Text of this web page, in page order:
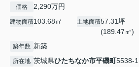
価格 2,290万円
建物面積103.68㎡ 土地面積57.31坪
(189.47㎡)
築年数 新築
所在地 茨城県ひたちなか市平磯町5538-1